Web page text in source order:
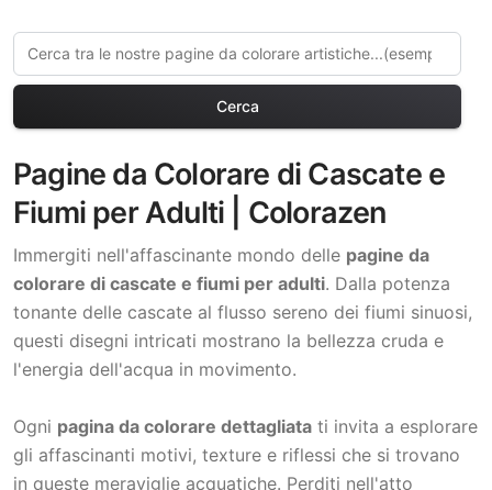
Cerca
Pagine da Colorare di Cascate e
Fiumi per Adulti | Colorazen
Immergiti nell'affascinante mondo delle pagine da
colorare di cascate e fiumi per adulti. Dalla potenza
tonante delle cascate al flusso sereno dei fiumi sinuosi,
questi disegni intricati mostrano la bellezza cruda e
l'energia dell'acqua in movimento.
Ogni pagina da colorare dettagliata ti invita a esplorare
gli affascinanti motivi, texture e riflessi che si trovano
in queste meraviglie acquatiche. Perditi nell'atto